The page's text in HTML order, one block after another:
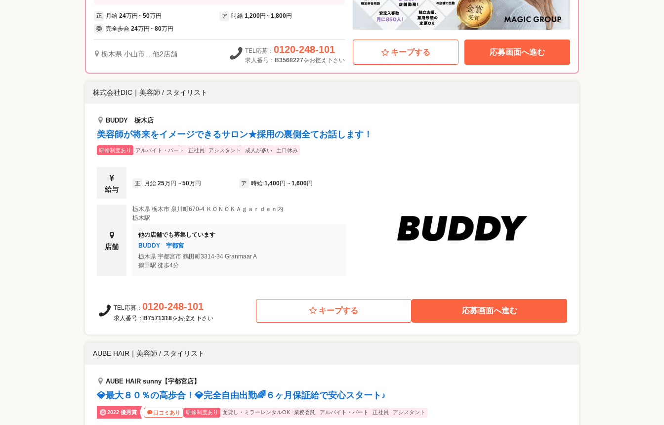
合わせた働き方を実現！★ ・11時出勤や14時退勤など短時間勤務も相談可 ・週1
日〜／土日休みOK／18時閉店／子供の行事休みなど休日も自由 ・朝礼／残業一切な
★20代〜60代が幅広く活躍中★ ・40代以上の採用も積極的 ・ブランクがある方も安
心！営業時間内に研修あり ・パパママ美容師が多数在籍しています ★働きやすさ・
こだわり★ ・店舗数が充実しているため最寄りの店舗で働くことが可能です！ ・ミ
ルボン、プジョリ、イルミナカラーなど、高品質な商材を揃えています。
正 月給 24万円 ~50万円 ア 時給 1,200円 ~1,800円
委 完全歩合 24万円 ~80万円
栃木県 小山市 ...他2店舗 TEL応募： 0120-248-101
求人番号： B3568227をお控え下さい
キープする 応募画面へ進む
株式会社DIC ｜ 美容師 / スタイリスト
BUDDY 栃木店
美容師が将来をイメージできるサロン★採用の裏側全てお話します！
研修制度あり アルバイト・パート 正社員 アシスタント 成人が多い 土日休み
給与
正 月給 25万円 ~ 50万円 ア 時給 1,400円 ~ 1,600円
店舗
栃木県 栃木市 泉川町670-4 ＫＯＮＯＫＡｇａｒｄｅｎ内
栃木駅
他の店舗でも募集しています
BUDDY 宇都宮
栃木県 宇都宮市 鶴田町3314-34 Granmaar A
鶴田駅 徒歩4分
キープする 応募画面へ進む
TEL応募： 0120-248-101
求人番号： B7571318をお控え下さい
AUBE HAIR ｜ 美容師 / スタイリスト
AUBE HAIR sunny【宇都宮店】
💎最大８０％の高歩合！💎完全自由出勤🌈６ヶ月保証給で安心スタート♪
2022 優秀賞 口コミあり 研修制度あり 面貸し・ミラーレンタルOK 業務委託 アルバイト・パート 正社員 アシスタント